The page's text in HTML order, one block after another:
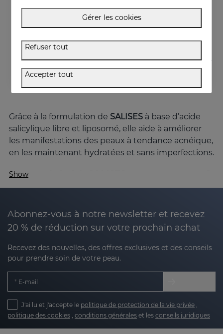
Régule l'excès de sébum
22.95 € 22.95 €
Grâce à la formulation de SALISES à base d’acide
salicylique libre et liposomé, elle aide à améliorer
les manifestations des peaux à tendance acnéique,
en les maintenant hydratées et sans imperfections.
Pourquoi choisir SALISES pour votre peau ?
Les peaux sujettes à l’acnéne sont pas seulement
présenter des rougeurs, un colmatage des pores,
un excès de sébum et des marques visibles. Avec
soigneusement sélectionnés,SALISESoffre des
soins complets pour ce type de peau.
Qu'est-ce qui différencie SALISES des autres
lignes ?
La gamme SALISES de Sesdermaoffre un soin
complet de toutes les manifestations de la peau
grasse avec tendance acnéique. Grâce à sa formule
Show
Abonnez-vous à notre newsletter et recevez
20 % de réduction sur votre prochain achat
Recevez des nouvelles, des offres exclusives et des conseils
pour prendre soin de votre peau.
E-mail
J'ai lu et j'accepte le politique de protection de la vie privée
politique des cookies conditions générales et les conseils juridiques
Gérer les cookies
Refuser tout
Accepter tout